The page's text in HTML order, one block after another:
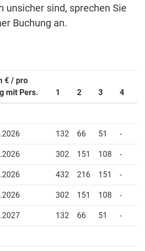
unsicher sind, sprechen Sie
Buchung an.
€ / pro
mit Pers.
1 2 3 4
132 66 51 -
302 151 108 -
432 216 151 -
302 151 108 -
132 66 51 -